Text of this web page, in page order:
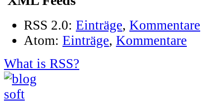
RSS 2.0: Einträge, Kommentare
Atom: Einträge, Kommentare
What is RSS?